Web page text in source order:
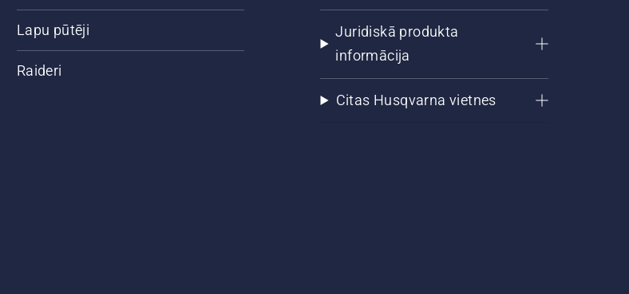
Lapu pūtēji
Raideri
Juridiskā produkta
informācija
Citas Husqvarna vietnes